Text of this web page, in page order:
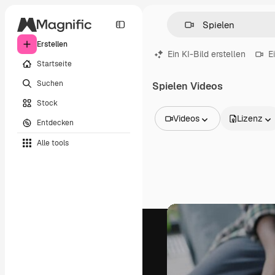
Erstellen
Startseite
Suchen
Stock
Entdecken
Alle tools
Ein KI-Bild erstellen
Spielen Videos
Videos
Videos
Filmmaterial
Motion Graphics
Videovorlagen
3D-Modelle
Schriftarten
Lizenz